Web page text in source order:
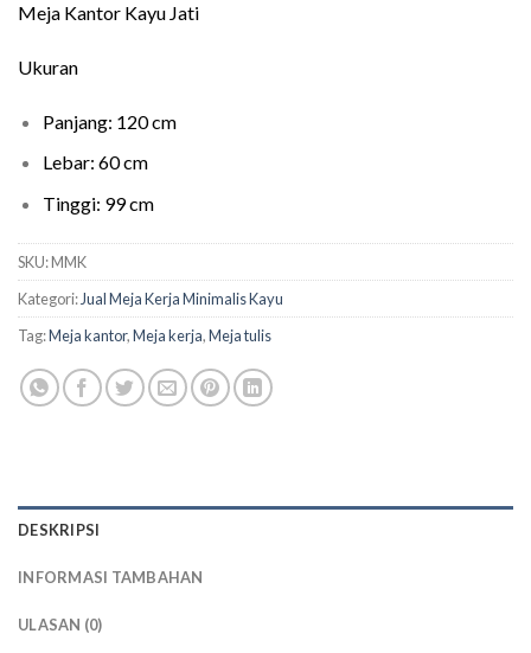
Meja Kantor Kayu Jati
Ukuran
Panjang: 120 cm
Lebar: 60 cm
Tinggi: 99 cm
SKU:MMK
Kategori: Jual Meja Kerja Minimalis Kayu
Tag:Meja kantor,Meja kerja,Meja tulis
DESKRIPSI
INFORMASI TAMBAHAN
ULASAN (0)